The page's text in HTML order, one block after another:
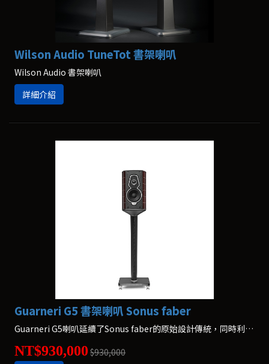
Wilson Audio TuneTot 書架喇叭
Wilson Audio 書架喇叭
詳細介紹
Guarneri G5 書架喇叭 Sonus faber
Guarneri G5喇叭延續了Sonus faber的原始設計傳統，同時利用了尖端技術的力量。Guarneri G5喇叭配備了新的中低音喇叭，可減少共振並提供細膩的聲學細節。新的分頻器技術降低了底噪，並消除了背景噪聲，提供具有現場表演時間感和層次的三維聲音。
NT$930,000 $930,000